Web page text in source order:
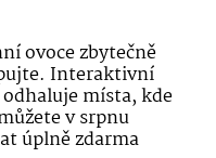
ovoce zbytečně
Interaktivní
místa, kde
v srpnu
úplně zdarma